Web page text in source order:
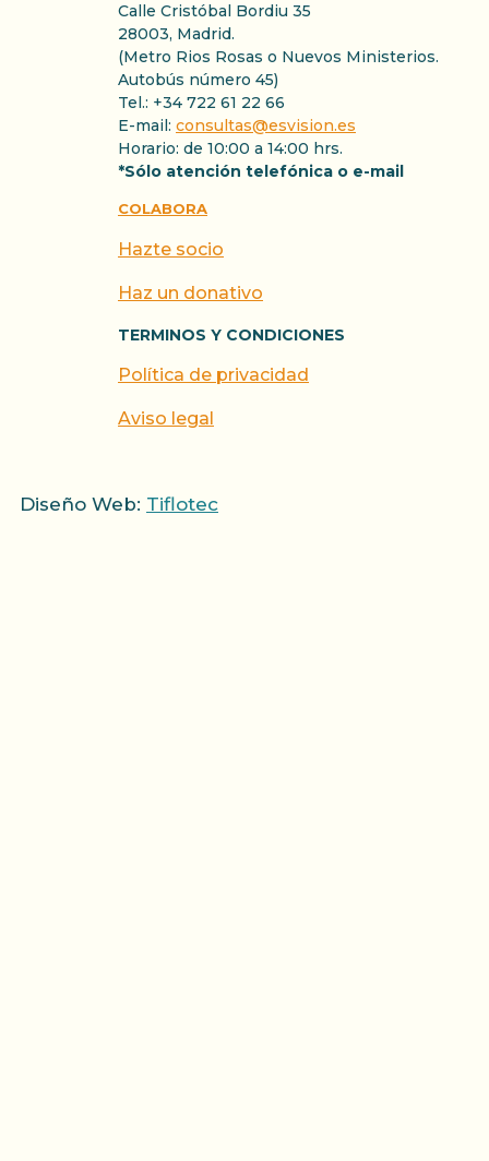
Calle Cristóbal Bordiu 35
28003, Madrid.
(Metro Rios Rosas o Nuevos Ministerios.
Autobús número 45)
Tel.: +34 722 61 22 66
E-mail: consultas@esvision.es
Horario: de 10:00 a 14:00 hrs.
*Sólo atención telefónica o e-mail
COLABORA
Hazte socio
Haz un donativo
TERMINOS Y CONDICIONES
Política de privacidad
Aviso legal
Diseño Web: Tiflotec